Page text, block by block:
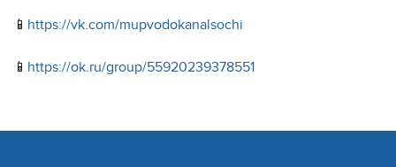
📱 https://vk.com/mupvodokanalsochi
📱 https://ok.ru/group/55920239378551